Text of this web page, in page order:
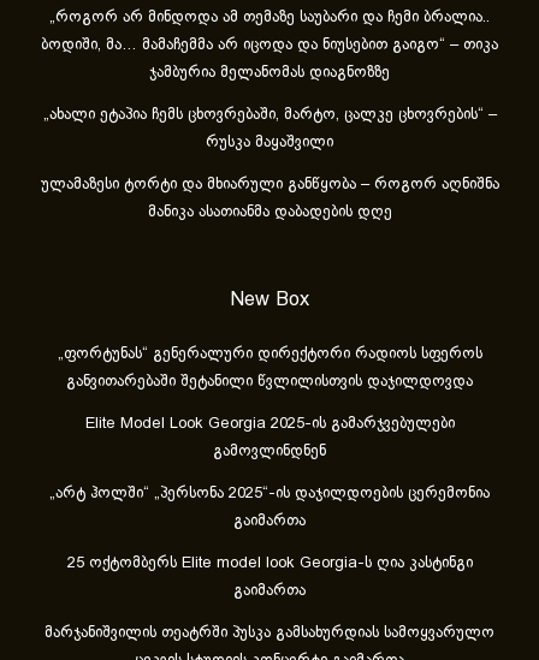
„როგორ არ მინდოდა ამ თემაზე საუბარი და ჩემი ბრალია..
ბოდიში, მა… მამაჩემმა არ იცოდა და ნიუსებით გაიგო“ – თიკა
ჯამბურია მელანომას დიაგნოზზე
„ახა­ლი ეტა­პია ჩემს ცხოვ­რე­ბა­ში, მარ­ტო, ცალ­კე ცხოვ­რე­ბის“ –
რუსკა მაყაშვილი
ულამაზესი ტორტი და მხიარული განწყობა – როგორ აღნიშნა
მანიკა ასათიანმა დაბადების დღე
New Box
„ფორტუნას“ გენერალური დირექტორი რადიოს სფეროს
განვითარებაში შეტანილი წვლილისთვის დაჯილდოვდა
Elite Model Look Georgia 2025-ის გამარჯვებულები
გამოვლინდნენ
„არტ ჰოლში“ „პერსონა 2025“-ის დაჯილდოების ცერემონია
გაიმართა
25 ოქტომბერს Elite model look Georgia-ს ღია კასტინგი
გაიმართა
მარჯანიშვილის თეატრში პუსკა გამსახურდიას სამოყვარულო